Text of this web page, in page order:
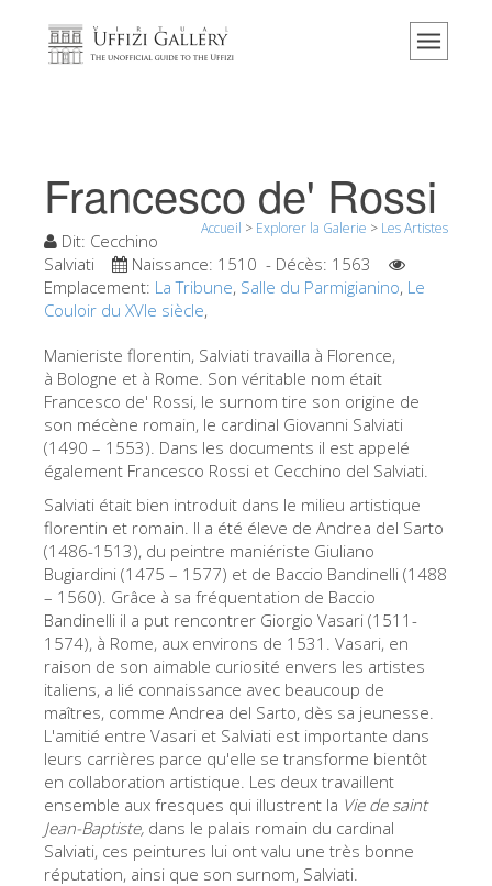
Accueil
Événements et expositions
L' avis des visiteurs
Contact
Explorer la Galerie
Réserver
Visite virtuelle
Les Oeuvres
Les Salles
Les Artistes
Les nouvelles salles
Les autres Musées
Le Musée national du Bargello
Galerie de l'Académie
La Galerie Palatine
Les Chapelles Médicis
Le Musée de San Marco
Musée Archéologique
Opificio delle Pietre Dure
Francesco de' Rossi
Accueil > Explorer la Galerie > Les Artistes
Dit: Cecchino
Salviati
Naissance: 1510 - Décès: 1563
Emplacement: La Tribune, Salle du Parmigianino, Le
Couloir du XVIe siècle,
Manieriste florentin, Salviati travailla à Florence,
à Bologne et à Rome. Son véritable nom était
Francesco de' Rossi, le surnom tire son origine de
son mécène romain, le cardinal Giovanni Salviati
(1490 – 1553). Dans les documents il est appelé
également Francesco Rossi et Cecchino del Salviati.
Salviati était bien introduit dans le milieu artistique
florentin et romain. Il a été éleve de Andrea del Sarto
(1486-1513), du peintre maniériste Giuliano
Bugiardini (1475 – 1577) et de Baccio Bandinelli (1488
– 1560). Grâce à sa fréquentation de Baccio
Bandinelli il a put rencontrer Giorgio Vasari (1511-
1574), à Rome, aux environs de 1531. Vasari, en
raison de son aimable curiosité envers les artistes
italiens, a lié connaissance avec beaucoup de
maîtres, comme Andrea del Sarto, dès sa jeunesse.
L'amitié entre Vasari et Salviati est importante dans
leurs carrières parce qu'elle se transforme bientôt
en collaboration artistique. Les deux travaillent
ensemble aux fresques qui illustrent la Vie de saint
Jean-Baptiste, dans le palais romain du cardinal
Salviati, ces peintures lui ont valu une très bonne
réputation, ainsi que son surnom, Salviati.